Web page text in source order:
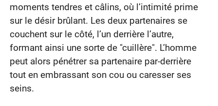
moments tendres et câlins, où l’intimité prime
sur le désir brûlant. Les deux partenaires se
couchent sur le côté, l’un derrière l’autre,
formant ainsi une sorte de "cuillère". L’homme
peut alors pénétrer sa partenaire par-derrière
tout en embrassant son cou ou caresser ses
seins.